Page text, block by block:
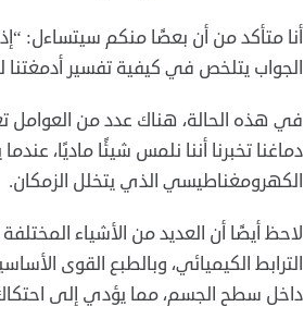
أنا متأكد من أن بعضًا منكم سيتساءل:
الجواب يتلخص في كيفية تفسير أدمغتنا
في هذه الحالة، هناك عدد من العوامل
دماغنا تخبرنا أننا نلمس شيئًا ماديًا،
الكهرومغناطيسي الذي يتخلل الزمكان.
لاحظ أيضًا أن العديد من الأشياء
الترابط الكيميائي، وبالطبع القوى
داخل سطح الجسم، مما يؤدي إلى